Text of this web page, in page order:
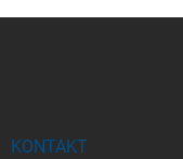
KONTAKT